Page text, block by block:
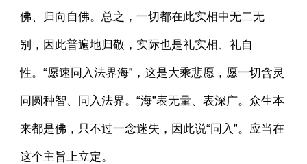
佛、归向自佛。总之，一切都在此实相中无二无
别，因此普遍地归敬，实际也是礼实相、礼自
性。“愿速同入法界海”，这是大乘悲愿，愿一切含灵
同圆种智、同入法界。“海”表无量、表深广。众生本
来都是佛，只不过一念迷失，因此说“同入”。应当在
这个主旨上立定。